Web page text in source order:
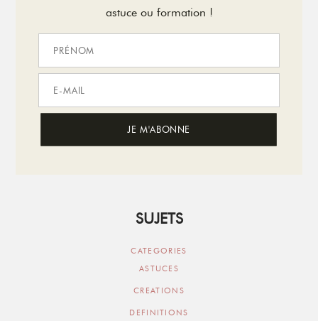
astuce ou formation !
SUJETS
CATEGORIES
ASTUCES
CREATIONS
DEFINITIONS